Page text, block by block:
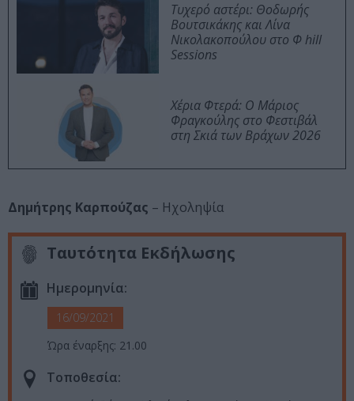
Τυχερό αστέρι: Θοδωρής
Βουτσικάκης και Λίνα
Νικολακοπούλου στο Φ hill
Sessions
Χέρια Φτερά: Ο Μάριος
Φραγκούλης στο Φεστιβάλ
στη Σκιά των Βράχων 2026
Δημήτρης Καρπούζας – Ηχοληψία
Ταυτότητα Εκδήλωσης
Ημερομηνία:
16/09/2021
Ώρα έναρξης: 21.00
Τοποθεσία: